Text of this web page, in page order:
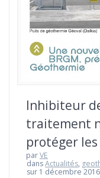
Inhibiteur
traitement
protéger
parVE
dansActualités,
sur 1 décembre 2016